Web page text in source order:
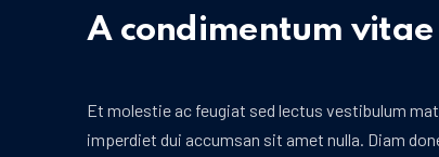
A condimentum
Et molestie ac feugiat sed lectus vestibulum
imperdiet dui accumsan sit amet nulla. Diam